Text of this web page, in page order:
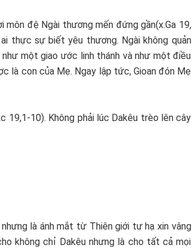
đệ Ngài thương mến đứng gần(x.Ga 19,
thực sự biết yêu thương. Ngài không quản
một giao ước linh thánh và như một điều
là con của Mẹ. Ngay lập tức, Gioan đón Mẹ
19,1-10). Không phải lúc Dakêu trèo lên cây
là ánh mắt từ Thiên giới tự hạ xin vâng
không chỉ Dakêu nhưng là cho tất cả mọi